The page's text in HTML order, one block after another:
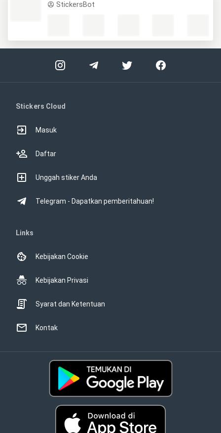
StickersBot
Stickers Cloud
Masuk
Daftar
Unggah stiker Anda
Telegram - Dapatkan pemberitahuan!
Links
Kebijakan Cookie
Kebijakan Privasi
Syarat dan Ketentuan
Kontak